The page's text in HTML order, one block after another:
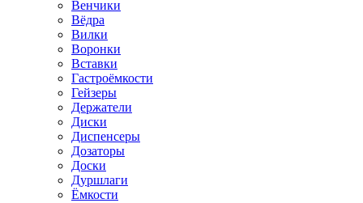
Венчики
Вёдра
Вилки
Воронки
Вставки
Гастроёмкости
Гейзеры
Держатели
Диски
Диспенсеры
Дозаторы
Доски
Дуршлаги
Ёмкости